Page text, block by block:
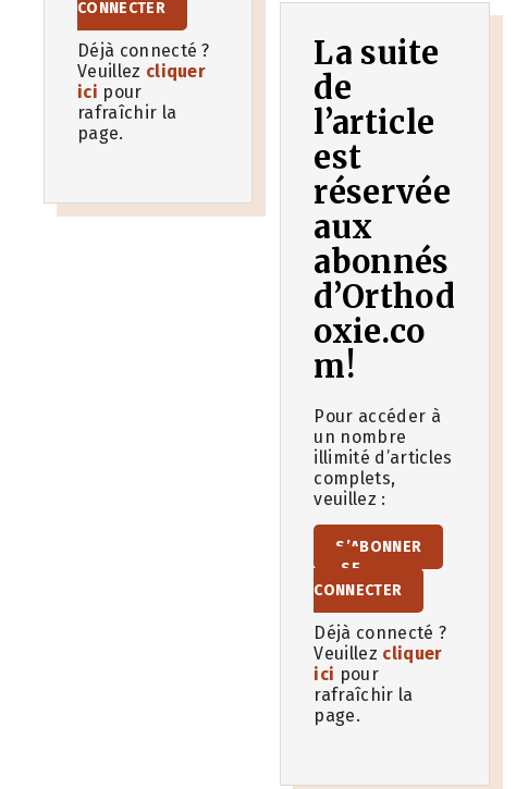
CONNECTER
Déjà connecté ?
Veuillez cliquer
ici pour
rafraîchir la
page.
La suite
de
l’article
est
réservée
aux
abonnés
d’Orthod
oxie.co
m!
Pour accéder à
un nombre
illimité d’articles
complets,
veuillez :
S’ABONNER
SE
CONNECTER
Déjà connecté ?
Veuillez cliquer
ici pour
rafraîchir la
page.